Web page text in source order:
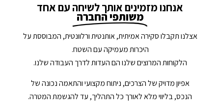
אנחנו מזמינים אותך לשיחה עם אחד
משותפי החברה
אצלנו תקבלו סקירה אמיתית, אותנטית ורלוונטית, המבוססת על
היכרות מעמיקה עם השטח.
הלקוחות המרוצים שלנו הם העדות לדרך העבודה שלנו.
אפיון מדויק של הצרכים, ניתוח מקצועי והתאמה נכונה של
הנכס, בליווי מלא לאורך כל התהליך, עד להגשמת המטרה.